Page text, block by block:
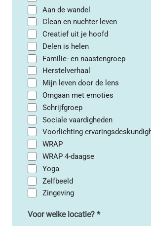
Aan de wandel
Clean en nuchter leven
Creatief uit je hoofd
Delen is helen
Familie- en naastengroep
Herstelverhaal
Mijn leven door de lens
Omgaan met emoties
Schrijfgroep
Sociale vaardigheden
Voorlichting
WRAP
WRAP 4-daagse
Yoga
Zelfbeeld
Zingeving
Voor welke locatie? *